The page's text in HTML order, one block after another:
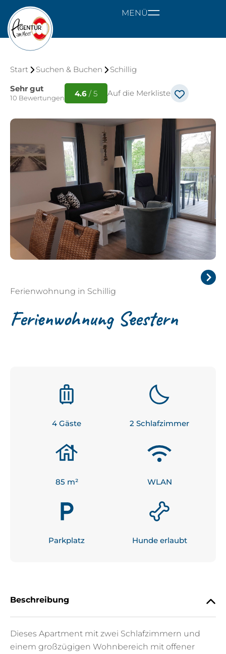
MENÜ
Start Suchen & Buchen Schillig
4.6 / 5
Sehr gut
10 Bewertungen Auf die Merkliste
Ferienwohnung in Schillig
Ferienwohnung Seestern
4 Gäste 2 Schlafzimmer
85 m² WLAN
Parkplatz Hunde erlaubt
Beschreibung
Dieses Apartment mit zwei Schlafzimmern und
einem großzügigen Wohnbereich mit offener